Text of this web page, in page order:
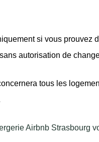
si vous prouvez
autorisation de
tous les
Airbnb Strasbourg